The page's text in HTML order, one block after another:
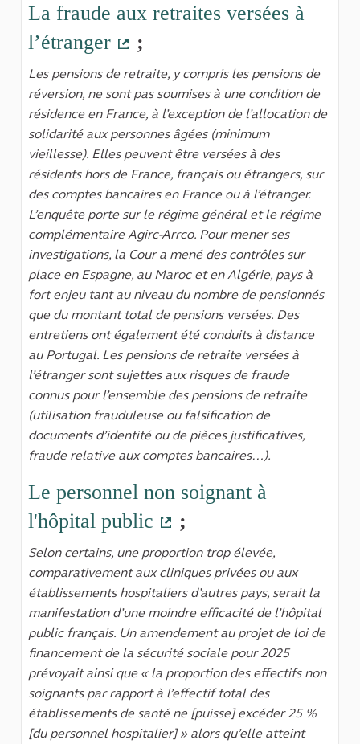
La fraude aux retraites versées à
l’étranger
(Lien externe)
;
Les pensions de retraite, y compris les pensions de
réversion, ne sont pas soumises à une condition de
résidence en France, à l’exception de l’allocation de
solidarité aux personnes âgées (minimum
vieillesse). Elles peuvent être versées à des
résidents hors de France, français ou étrangers, sur
des comptes bancaires en France ou à l’étranger.
L’enquête porte sur le régime général et le régime
complémentaire Agirc-Arrco. Pour mener ses
investigations, la Cour a mené des contrôles sur
place en Espagne, au Maroc et en Algérie, pays à
fort enjeu tant au niveau du nombre de pensionnés
que du montant total de pensions versées. Des
entretiens ont également été conduits à distance
au Portugal. Les pensions de retraite versées à
l’étranger sont sujettes aux risques de fraude
connus pour l’ensemble des pensions de retraite
(utilisation frauduleuse ou falsification de
documents d’identité ou de pièces justificatives,
fraude relative aux comptes bancaires…).
Le personnel non soignant à
l'hôpital public
(Lien externe)
;
Selon certains, une proportion trop élevée,
comparativement aux cliniques privées ou aux
établissements hospitaliers d’autres pays, serait la
manifestation d’une moindre efficacité de l’hôpital
public français. Un amendement au projet de loi de
financement de la sécurité sociale pour 2025
prévoyait ainsi que « la proportion des effectifs non
soignants par rapport à l’effectif total des
établissements de santé ne [puisse] excéder 25 %
[du personnel hospitalier] » alors qu’elle atteint